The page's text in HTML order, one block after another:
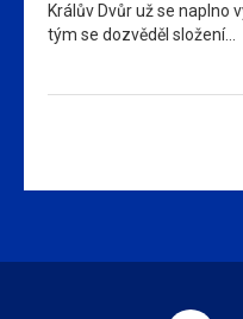
Králův Dvůr už se naplno
tým se dozvěděl složení…